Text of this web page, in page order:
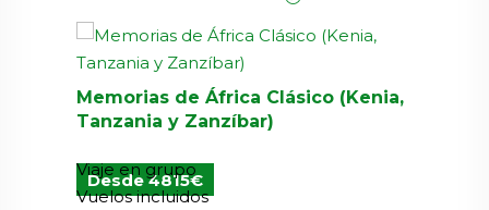
Desde 4815€
Memorias de África Clásico (Kenia,
Tanzania y Zanzíbar)
Viaje en grupo
Vuelos incluidos